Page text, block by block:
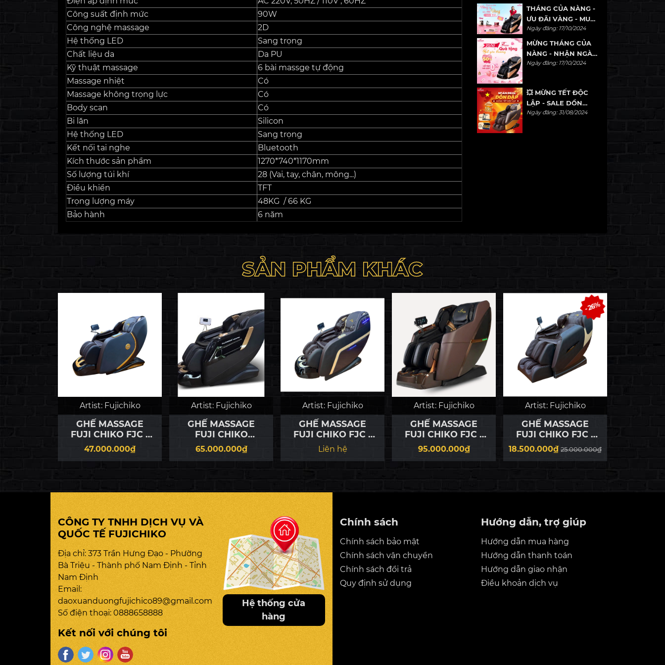
Công suất định mức
90W
Công nghệ massage
2D
Hệ thống LED
Sang trọng
Chất liệu da
Da PU
Kỹ thuật massage
6 bài massge tự động
Massage nhiệt
Có
Massage không trọng lực
Có
Body scan
Có
Bi lăn
Silicon
Hệ thống LED
Sang trọng
Kết nối tai nghe
Bluetooth
Kích thước sản phẩm
1270*740*1170mm
Số lượng túi khí
28 (Vai, tay, chân, mông...)
Điều khiển
TFT
Trọng lượng máy
48KG / 66 KG
Bảo hành
6 năm
THÁNG CỦA NÀNG -
ƯU ĐÃI VÀNG - MUA
1 TẶNG 1
Ngày đăng: 17/10/2024
MỪNG THÁNG CỦA
NÀNG - NHẬN NGÀN
ƯU ĐÃI
Ngày đăng: 17/10/2024
💥 MỪNG TẾT ĐỘC
LẬP - SALE DỒN
DẬP 💥
Ngày đăng: 31/08/2024
SẢN PHẨM KHÁC
Artist: Fujichiko
GHẾ MASSAGE
FUJI CHIKO FJC -
S680 LUXURY
47.000.000₫
Artist: Fujichiko
GHẾ MASSAGE
FUJI CHIKO
MedSonic 919
65.000.000₫
Artist: Fujichiko
GHẾ MASSAGE
FUJI CHIKO FJC -
200 AMG
Liên hệ
Artist: Fujichiko
GHẾ MASSAGE
FUJI CHIKO FJC -
G63 LUXURY
95.000.000₫
- 26%
Artist: Fujichiko
GHẾ MASSAGE
FUJI CHIKO FJC -
E200 LUXURY 2025
18.500.000₫ 25.000.000₫
CÔNG TY TNHH DỊCH VỤ VÀ
QUỐC TẾ FUJICHIKO
Địa chỉ: 373 Trần Hưng Đạo - Phường
Bà Triệu - Thành phố Nam Định - Tỉnh
Nam Định
Email:
daoxuanduongfujichico89@gmail.com
Số điện thoại: 0888658888
Kết nối với chúng tôi
Hệ thống cửa
hàng
Chính sách
Chính sách bảo mật
Chính sách vận chuyển
Chính sách đổi trả
Quy định sử dụng
Hướng dẫn, trợ giúp
Hướng dẫn mua hàng
Hướng dẫn thanh toán
Hướng dẫn giao nhận
Điều khoản dịch vụ